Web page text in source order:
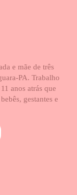
e mãe de três
PA. Trabalho
anos atrás que
gestantes e